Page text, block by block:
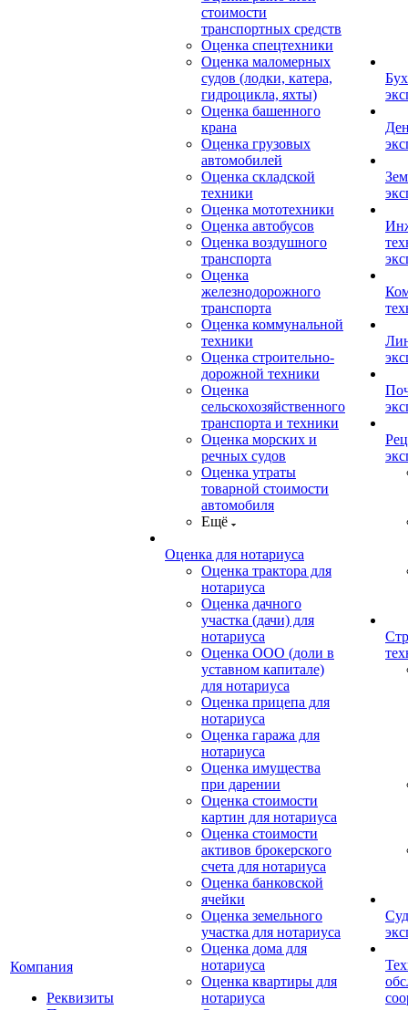
Компания
Реквизиты
стоимости
транспортных средств
Оценка спецтехники
Оценка маломерных
судов (лодки, катера,
гидроцикла, яхты)
Оценка башенного
крана
Оценка грузовых
автомобилей
Оценка складской
техники
Оценка мототехники
Оценка автобусов
Оценка воздушного
транспорта
Оценка
железнодорожного
транспорта
Оценка коммунальной
техники
Оценка строительно-
дорожной техники
Оценка
сельскохозяйственного
транспорта и техники
Оценка морских и
речных судов
Оценка утраты
товарной стоимости
автомобиля
Ещё
Оценка для нотариуса
Оценка трактора для
нотариуса
Оценка дачного
участка (дачи) для
нотариуса
Оценка ООО (доли в
уставном капитале)
для нотариуса
Оценка прицепа для
нотариуса
Оценка гаража для
нотариуса
Оценка имущества
при дарении
Оценка стоимости
картин для нотариуса
Оценка стоимости
активов брокерского
счета для нотариуса
Оценка банковской
ячейки
Оценка земельного
участка для нотариуса
Оценка дома для
нотариуса
Оценка квартиры для
нотариуса